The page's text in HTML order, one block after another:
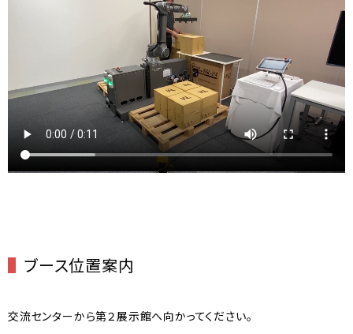
ブース位置案内
交流センターから第２展示館へ向かってください。